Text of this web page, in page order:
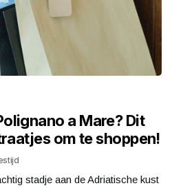
a Mare? Dit
om te shoppen!
stadje aan de Adriatische kust